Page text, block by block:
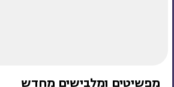
מפשיטים ומלבישים מחדש